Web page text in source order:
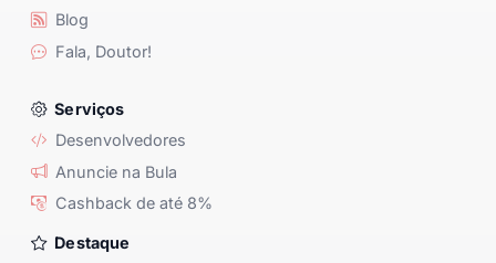
Blog
Fala, Doutor!
Serviços
Desenvolvedores
Anuncie na Bula
Cashback de até 8%
Destaque